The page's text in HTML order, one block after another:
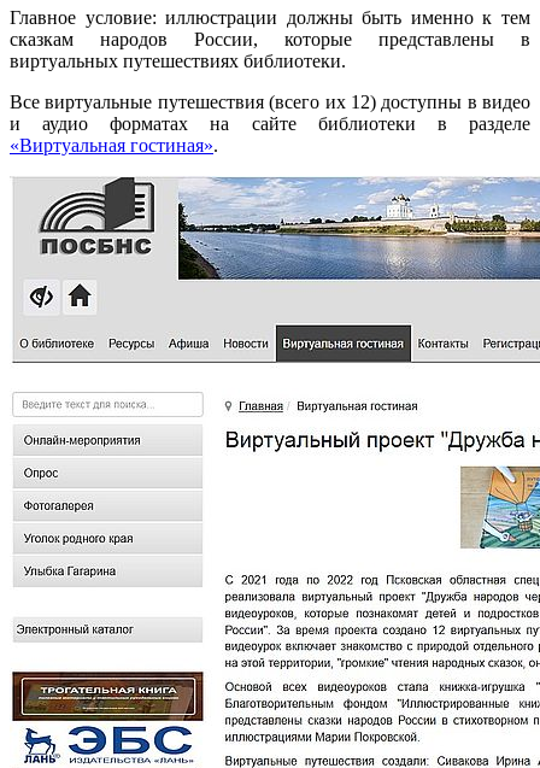
Главное условие: иллюстрации должны быть именно к тем
сказкам народов России, которые представлены в
виртуальных путешествиях библиотеки.
Все виртуальные путешествия (всего их 12) доступны в видео
и аудио форматах на сайте библиотеки в разделе
«Виртуальная гостиная».